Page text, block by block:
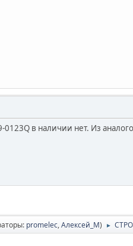
в наличии нет. Из
promelec,Алексей_М) ►